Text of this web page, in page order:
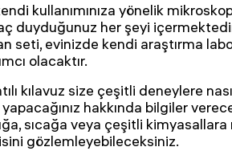
kullanımınıza yönelik
duyduğunuz her şeyi
seti, evinizde kendi araştırma
olacaktır.
kılavuz size çeşitli deneylere
yapacağınız hakkında bilgiler
sıcağa veya çeşitli
gözlemleyebileceksiniz.